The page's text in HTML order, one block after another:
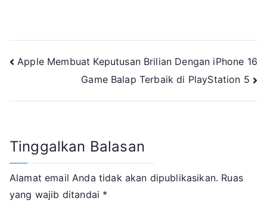
Navigasi
Apple Membuat Keputusan Brilian Dengan iPhone 16
Game Balap Terbaik di PlayStation 5
Tinggalkan Balasan
Alamat email Anda tidak akan dipublikasikan. Ruas
yang wajib ditandai *